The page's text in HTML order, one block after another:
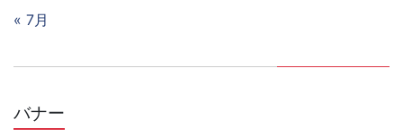
« 7月
バナー